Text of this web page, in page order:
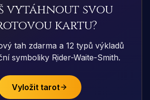
vytáhnout svou
kartu?
tah zdarma a 12 typů výkladů
symboliky Rider-Waite-Smith.
Vyložit tarot